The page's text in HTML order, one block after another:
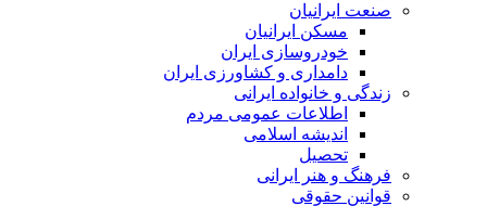
صنعت ایرانیان
مسکن ایرانیان
خودروسازی ایران
دامداری و کشاورزی ایران
زندگی و خانواده ایرانی
اطلاعات عمومی مردم
اندیشه اسلامی
تحصیل
فرهنگ و هنر ایرانی
قوانین حقوقی